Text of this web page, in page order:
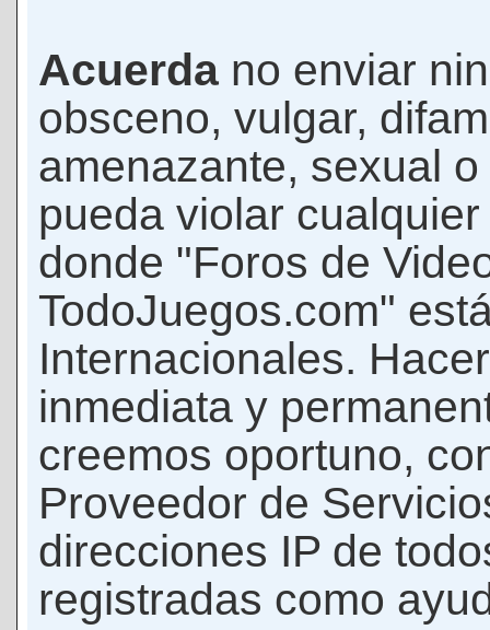
Acuerda no enviar
obsceno, vulgar,
amenazante, sexual
pueda violar
donde "Foros de
TodoJuegos.com"
Internacionales.
inmediata y
creemos oportuno,
Proveedor de
direcciones IP de
registradas como